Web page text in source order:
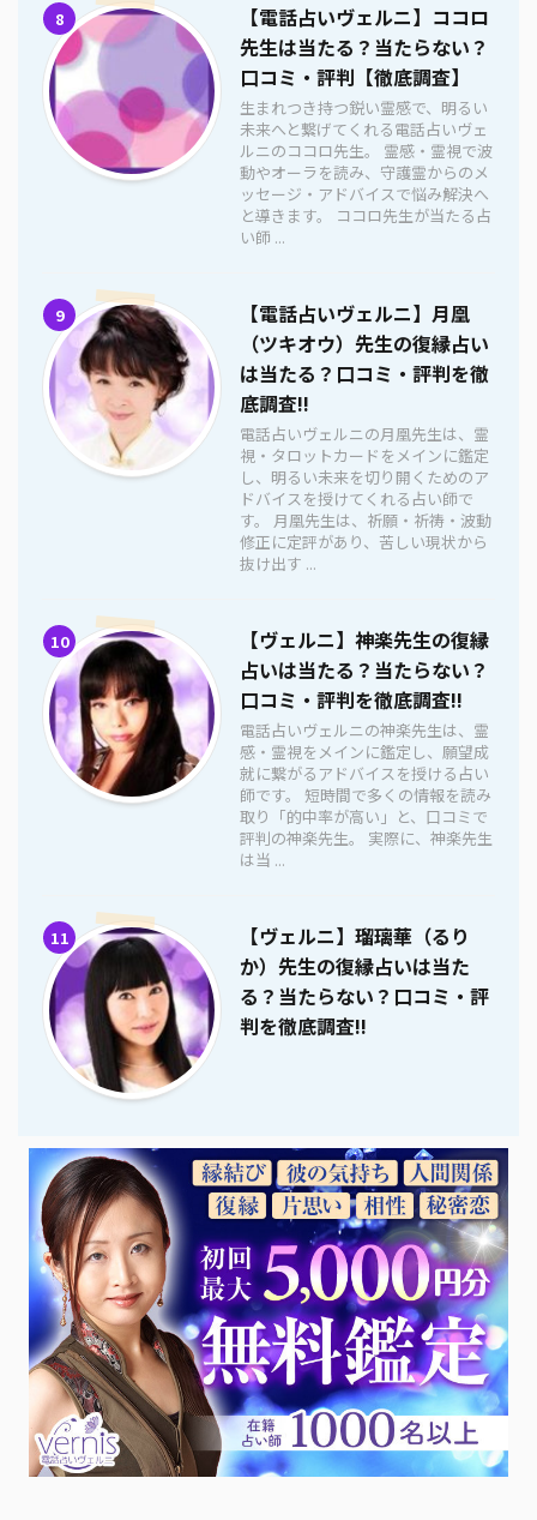
8
【電話占いヴェルニ】ココロ
先生は当たる？当たらない？
口コミ・評判【徹底調査】
生まれつき持つ鋭い霊感で、明るい
未来へと繋げてくれる電話占いヴェ
ルニのココロ先生。 霊感・霊視で波
動やオーラを読み、守護霊からのメ
ッセージ・アドバイスで悩み解決へ
と導きます。 ココロ先生が当たる占
い師 ...
9
【電話占いヴェルニ】月凰
（ツキオウ）先生の復縁占い
は当たる？口コミ・評判を徹
底調査!!
電話占いヴェルニの月凰先生は、霊
視・タロットカードをメインに鑑定
し、明るい未来を切り開くためのア
ドバイスを授けてくれる占い師で
す。 月凰先生は、祈願・祈祷・波動
修正に定評があり、苦しい現状から
抜け出す ...
10
【ヴェルニ】神楽先生の復縁
占いは当たる？当たらない？
口コミ・評判を徹底調査!!
電話占いヴェルニの神楽先生は、霊
感・霊視をメインに鑑定し、願望成
就に繋がるアドバイスを授ける占い
師です。 短時間で多くの情報を読み
取り「的中率が高い」と、口コミで
評判の神楽先生。 実際に、神楽先生
は当 ...
11
【ヴェルニ】瑠璃華（るり
か）先生の復縁占いは当た
る？当たらない？口コミ・評
判を徹底調査!!